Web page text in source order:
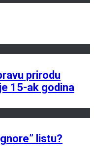
prirodu
15-ak godina
listu?